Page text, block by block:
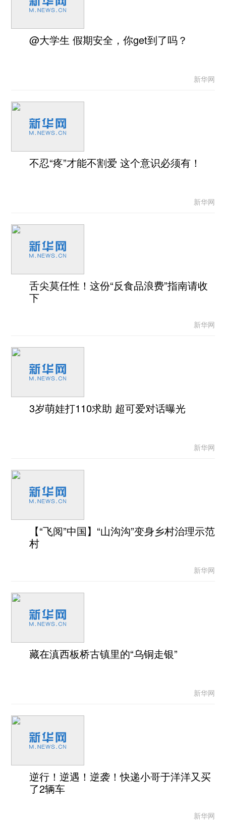
@大学生 假期安全，你get到了吗？
新华网
不忍“疼”才能不割爱 这个意识必须有！
新华网
舌尖莫任性！这份“反食品浪费”指南请收
下
新华网
3岁萌娃打110求助 超可爱对话曝光
新华网
【“飞阅”中国】“山沟沟”变身乡村治理示范
村
新华网
藏在滇西板桥古镇里的“乌铜走银”
新华网
逆行！逆遇！逆袭！快递小哥于洋洋又买
了2辆车
新华网